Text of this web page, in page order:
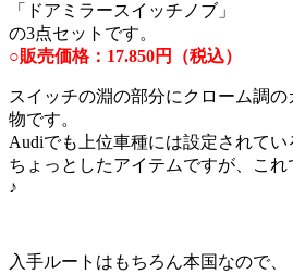
「ドアミラースイッチノブ」
の3点セットです。
○販売価格：17.850円（税込）
スイッチの淵の部分にクローム調
物です。
Audiでも上位車種には設定されてい
ちょっとしたアイテムですが、こ
♪
入手ルートはもちろん本国なので、